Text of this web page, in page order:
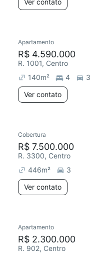
Ver contato
Apartamento
R$ 4.590.000
R. 1001, Centro
140m² 4
3
Ver contato
Cobertura
R$ 7.500.000
R. 3300, Centro
446m²
3
Ver contato
Apartamento
R$ 2.300.000
R. 902, Centro